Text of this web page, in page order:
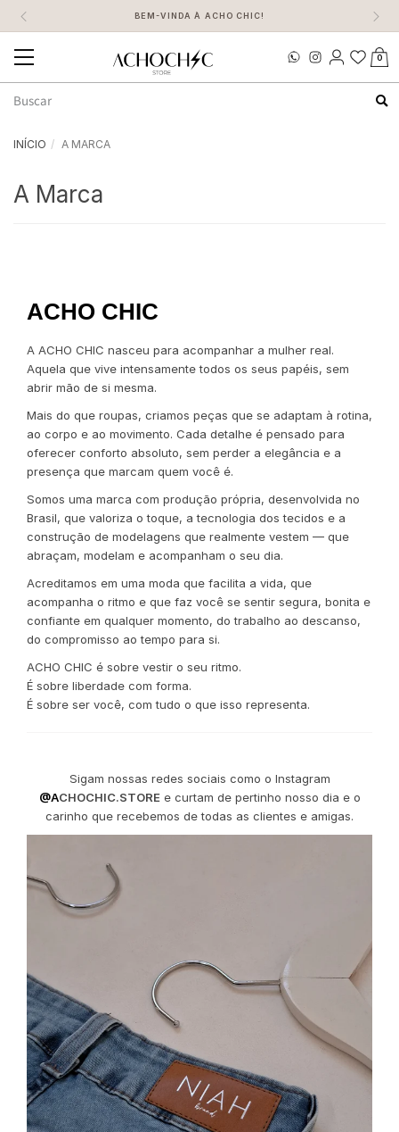
BEM-VINDA À ACHO CHIC!
Mudar
navegação
0
INÍCIO A MARCA
A Marca
ACHO CHIC
A ACHO CHIC nasceu para acompanhar a mulher real.
Aquela que vive intensamente todos os seus papéis, sem
abrir mão de si mesma.
Mais do que roupas, criamos peças que se adaptam à rotina,
ao corpo e ao movimento. Cada detalhe é pensado para
oferecer conforto absoluto, sem perder a elegância e a
presença que marcam quem você é.
Somos uma marca com produção própria, desenvolvida no
Brasil, que valoriza o toque, a tecnologia dos tecidos e a
construção de modelagens que realmente vestem — que
abraçam, modelam e acompanham o seu dia.
Acreditamos em uma moda que facilita a vida, que
acompanha o ritmo e que faz você se sentir segura, bonita e
confiante em qualquer momento, do trabalho ao descanso,
do compromisso ao tempo para si.
ACHO CHIC é sobre vestir o seu ritmo.
É sobre liberdade com forma.
É sobre ser você, com tudo o que isso representa.
Sigam nossas redes sociais como o Instagram
@ACHOCHIC.STOREe curtam de pertinho nosso dia e o
carinho que recebemos de todas as clientes e amigas.